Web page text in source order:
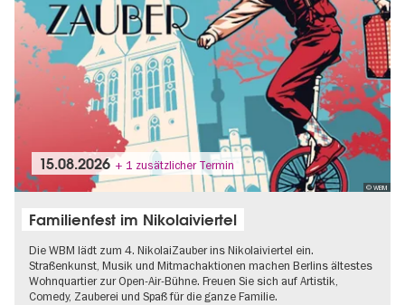
© WBM
15.08.2026 + 1 zusätzlicher Termin
Familienfest im Nikolaiviertel
Die WBM lädt zum 4. NikolaiZauber ins Nikolaiviertel ein.
Straßenkunst, Musik und Mitmachaktionen machen Berlins ältestes
Wohnquartier zur Open-Air-Bühne. Freuen Sie sich auf Artistik,
Comedy, Zauberei und Spaß für die ganze Familie.